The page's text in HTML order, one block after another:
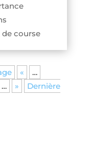
de course
«
…
… »
Dernière